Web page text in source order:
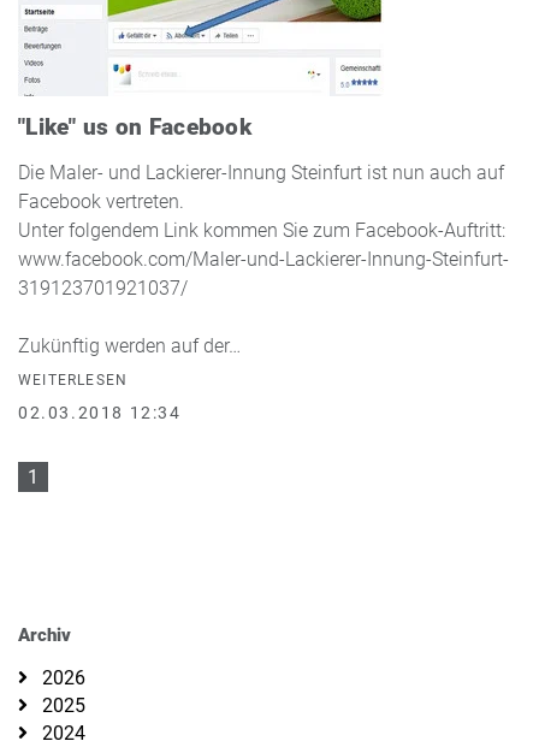
"Like" us on Facebook
Die Maler- und Lackierer-Innung Steinfurt ist nun auch auf
Facebook vertreten.
Unter folgendem Link kommen Sie zum Facebook-Auftritt:
www.facebook.com/Maler-und-Lackierer-Innung-Steinfurt-
319123701921037/
Zukünftig werden auf der…
WEITERLESEN
02.03.2018 12:34
1
Archiv
2026
2025
2024